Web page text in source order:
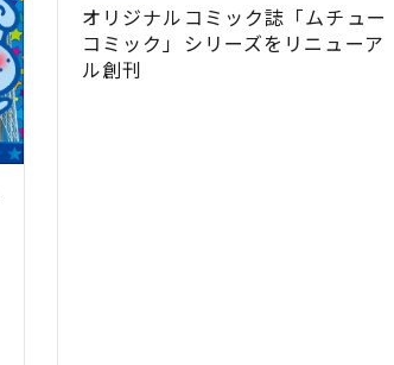
オリジナルコミック誌「ムチュー
コミック」シリーズをリニューア
ル創刊